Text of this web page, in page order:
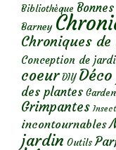
Bibliothèque
Barney
Chroniques
Conception de
coeur DIY
des plantes
Grimpantes
incontournables
jardin Outils